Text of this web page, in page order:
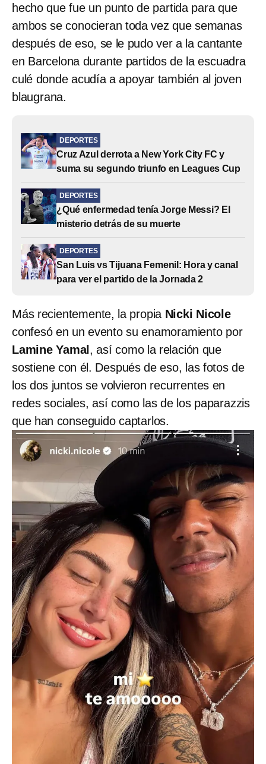
hecho que fue un punto de partida para que
ambos se conocieran toda vez que semanas
después de eso, se le pudo ver a la cantante
en Barcelona durante partidos de la escuadra
culé donde acudía a apoyar también al joven
blaugrana.
DEPORTES
Cruz Azul derrota a New York City FC y
suma su segundo triunfo en Leagues Cup
DEPORTES
¿Qué enfermedad tenía Jorge Messi? El
misterio detrás de su muerte
DEPORTES
San Luis vs Tijuana Femenil: Hora y canal
para ver el partido de la Jornada 2
Más recientemente, la propia Nicki Nicole
confesó en un evento su enamoramiento por
Lamine Yamal , así como la relación que
sostiene con él. Después de eso, las fotos de
los dos juntos se volvieron recurrentes en
redes sociales, así como las de los paparazzis
que han conseguido captarlos.